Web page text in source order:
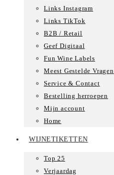
Links Instagram
Links TikTok
B2B / Retail
Geef Digitaal
Fun Wine Labels
Meest Gestelde Vragen
Service & Contact
Bestelling herroepen
Mijn account
Home
WIJNETIKETTEN
Top 25
Verjaardag